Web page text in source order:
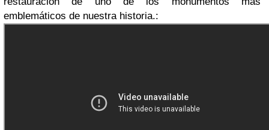
emblemáticos de nuestra historia.: